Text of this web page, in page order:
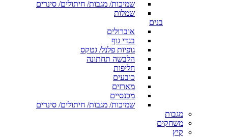
שמיכות/ מגבות/ חיתולים/ סינרים
שמלות
בנים
אוברולים
בגדי גוף
גופיות פלנל/ גטקס
הלבשה תחתונה
חליפות
כובעים
מארזים
מכנסיים
שמיכות/ מגבות/ חיתולים/ סינרים
מגבות
משחקים
קיץ